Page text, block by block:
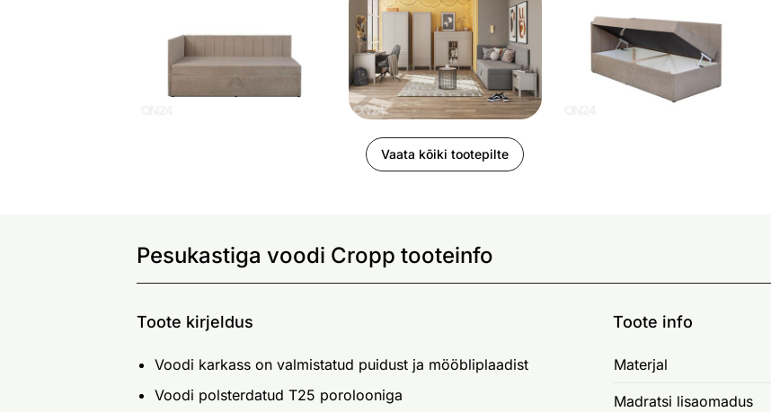
Vaata kõiki tootepilte
Pesukastiga voodi Cropp tooteinfo
Toote kirjeldus
Voodi karkass on valmistatud puidust ja mööbliplaadist
Voodi polsterdatud T25 porolooniga
Toote info
Materjal
Madratsi lisaomadus